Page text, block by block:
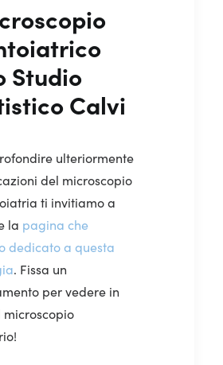
Studio
Calvi
ulteriormente
del microscopio
ti invitiamo a
la pagina che
dedicato a questa
. Fissa un
per vedere in
microscopio